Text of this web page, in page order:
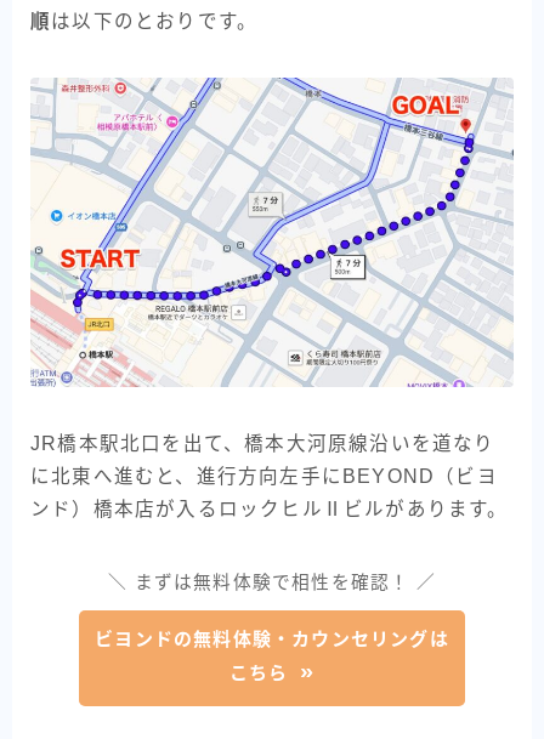
順は以下のとおりです。
JR橋本駅北口を出て、橋本大河原線沿いを道なり
に北東へ進むと、進行方向左手にBEYOND（ビヨ
ンド）橋本店が入るロックヒルⅡビルがあります。
＼ まずは無料体験で相性を確認！ ／
ビヨンドの無料体験・カウンセリングは
こちら